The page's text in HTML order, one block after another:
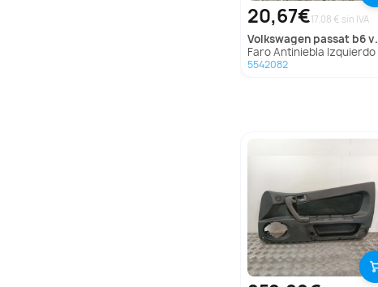
20,67€17.08 € sin IVA
volkswagen passat b6 variant (3c5)
Faro Antiniebla Izquierdo para Volkswagen Passat B6 Variant (3C5)
5542082